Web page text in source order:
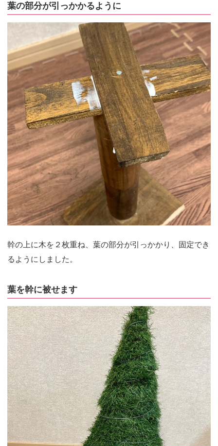
葉の部分が引っかかるように
幹の上に木を２枚重ね、葉の部分が引っかかり、固定でき
るようにしました。
葉を幹に被せます